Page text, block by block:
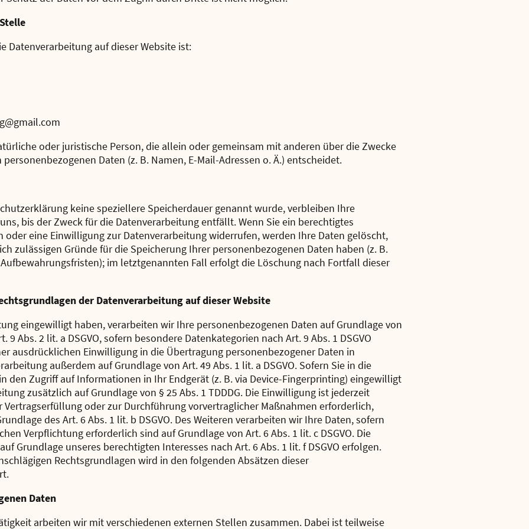
Datenverarbeitung auf dieser Website ist:
oder juristische Person, die allein oder gemeinsam mit anderen über die Zwecke
Daten (z. B. Namen, E-Mail-Adressen o. Ä.) entscheidet.
keine speziellere Speicherdauer genannt wurde, verbleiben Ihre
bis der Zweck für die Datenverarbeitung entfällt. Wenn Sie ein berechtigtes
oder eine Einwilligung zur Datenverarbeitung widerrufen, werden Ihre Daten gelöscht,
zulässigen Gründe für die Speicherung Ihrer personenbezogenen Daten haben (z. B.
im letztgenannten Fall erfolgt die Löschung nach Fortfall dieser
der Datenverarbeitung auf dieser Website
eingewilligt haben, verarbeiten wir Ihre personenbezogenen Daten auf Grundlage von
9 Abs. 2 lit. a DSGVO, sofern besondere Datenkategorien nach Art. 9 Abs. 1 DSGVO
ausdrücklichen Einwilligung in die Übertragung personenbezogener Daten in
außerdem auf Grundlage von Art. 49 Abs. 1 lit. a DSGVO. Sofern Sie in die
den Zugriff auf Informationen in Ihr Endgerät (z. B. via Device-Fingerprinting) eingewilligt
zusätzlich auf Grundlage von § 25 Abs. 1 TDDDG. Die Einwilligung ist jederzeit
Vertragserfüllung oder zur Durchführung vorvertraglicher Maßnahmen erforderlich,
des Art. 6 Abs. 1 lit. b DSGVO. Des Weiteren verarbeiten wir Ihre Daten, sofern
Verpflichtung erforderlich sind auf Grundlage von Art. 6 Abs. 1 lit. c DSGVO. Die
Grundlage unseres berechtigten Interesses nach Art. 6 Abs. 1 lit. f DSGVO erfolgen.
Rechtsgrundlagen wird in den folgenden Absätzen dieser
Daten
arbeiten wir mit verschiedenen externen Stellen zusammen. Dabei ist teilweise